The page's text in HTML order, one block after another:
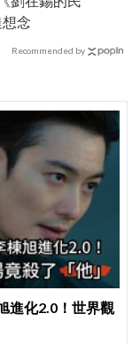
念
Recommended by
進化2.0！世界觀